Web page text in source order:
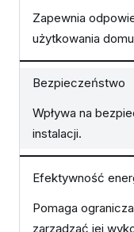
Zapewnia
użytkowania
Bezpieczeństwo
Wpływa na
instalacji.
Efektywność
Pomaga
zarządzać jej